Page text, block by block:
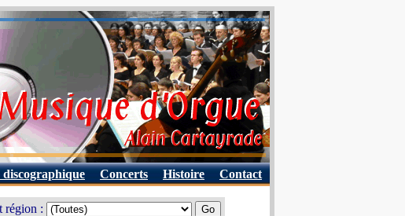
discographique Concerts Histoire Contact
région :